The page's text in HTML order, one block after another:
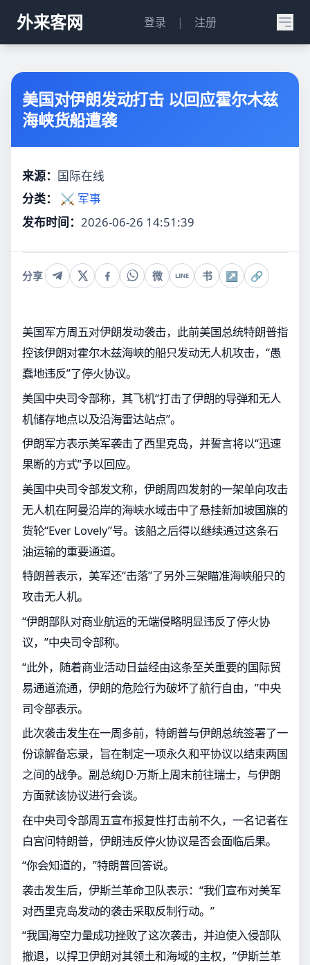
外来客网 登录 | 注册
美国对伊朗发动打击 以回应霍尔木兹
海峡货船遭袭
来源： 国际在线
分类：
⚔️ 军事
发布时间： 2026-06-26 14:51:39
分享 微 LINE 书 ↗ 🔗
美国军方周五对伊朗发动袭击，此前美国总统特朗普指
控该伊朗对霍尔木兹海峡的船只发动无人机攻击，“愚
蠢地违反”了停火协议。
美国中央司令部称，其飞机“打击了伊朗的导弹和无人
机储存地点以及沿海雷达站点”。
伊朗军方表示美军袭击了西里克岛，并誓言将以“迅速
果断的方式”予以回应。
美国中央司令部发文称，伊朗周四发射的一架单向攻击
无人机在阿曼沿岸的海峡水域击中了悬挂新加坡国旗的
货轮“Ever Lovely”号。该船之后得以继续通过这条石
油运输的重要通道。
特朗普表示，美军还“击落”了另外三架瞄准海峡船只的
攻击无人机。
“伊朗部队对商业航运的无端侵略明显违反了停火协
议，”中央司令部称。
“此外，随着商业活动日益经由这条至关重要的国际贸
易通道流通，伊朗的危险行为破坏了航行自由，”中央
司令部表示。
此次袭击发生在一周多前，特朗普与伊朗总统签署了一
份谅解备忘录，旨在制定一项永久和平协议以结束两国
之间的战争。副总统JD·万斯上周末前往瑞士，与伊朗
方面就该协议进行会谈。
在中央司令部周五宣布报复性打击前不久，一名记者在
白宫问特朗普，伊朗违反停火协议是否会面临后果。
“你会知道的，”特朗普回答说。
袭击发生后，伊斯兰革命卫队表示：“我们宣布对美军
对西里克岛发动的袭击采取反制行动。”
“我国海空力量成功挫败了这次袭击，并迫使入侵部队
撤退，以捍卫伊朗对其领土和海域的主权，”伊斯兰革